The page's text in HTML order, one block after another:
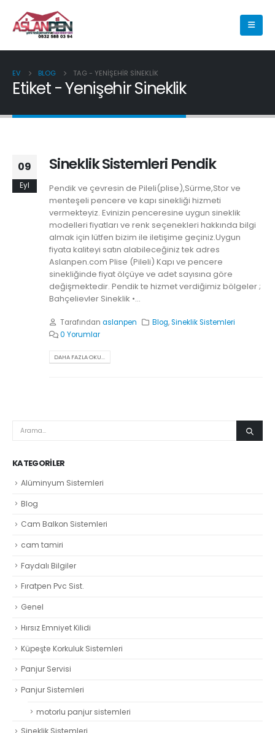
EV BLOG TAG - YENIŞEHIR SINEKLIK
Etiket - Yenişehir Sineklik
09
Eyl
Sineklik Sistemleri Pendik
Pendik ve çevresin de Pileli(plise),Sürme,Stor ve
menteşeli pencere ve kapı sinekliği hizmeti
vermekteyiz. Evinizin penceresine uygun sineklik
modelleri fiyatları ve renk seçenekleri hakkında bilgi
almak için lütfen bizim ile iletişime geçiniz.Uygun
fiyata kaliteyi satın alabileceğiniz tek adres
Aslanpen.com Plise (Pileli) Kapı ve pencere
sinekliğinde fiyat ölçüye ve adet sayısına göre
değişmektedir. Pendik te hizmet verdiğimiz bölgeler ;
Bahçelievler Sineklik •...
Tarafından aslanpen Blog,Sineklik Sistemleri
0 Yorumlar
DAHA FAZLA OKU...
KATEGORILER
Alüminyum Sistemleri
Blog
Cam Balkon Sistemleri
cam tamiri
Faydalı Bilgiler
Fıratpen Pvc Sist.
Genel
Hırsız Emniyet Kilidi
Küpeşte Korkuluk Sistemleri
Panjur Servisi
Panjur Sistemleri
motorlu panjur sistemleri